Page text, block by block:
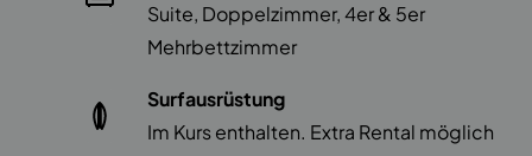
Suite, Doppelzimmer, 4er & 5er
Mehrbettzimmer
Surfausrüstung
Im Kurs enthalten. Extra Rental möglich